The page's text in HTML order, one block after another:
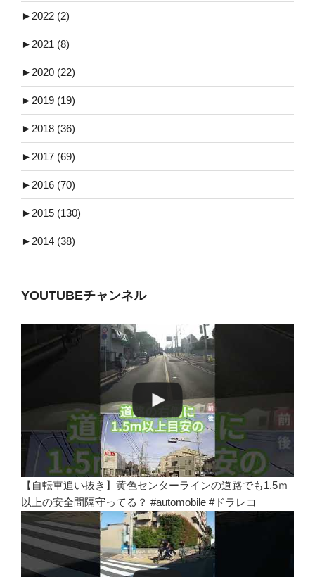
► 2022 (2)
► 2021 (8)
► 2020 (22)
► 2019 (19)
► 2018 (36)
► 2017 (69)
► 2016 (70)
► 2015 (130)
► 2014 (38)
YOUTUBEチャンネル
【自転車追い抜き】黄色センターラインの道路でも1.5ｍ
以上の安全間隔守ってる？ #automobile #ドラレコ